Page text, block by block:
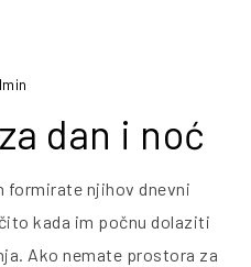
dan i noć
formirate njihov dnevni
kada im počnu dolaziti
Ako nemate prostora za